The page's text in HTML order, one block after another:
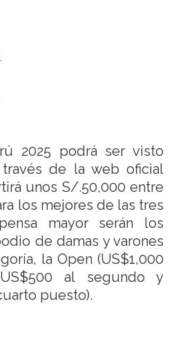
2025 podrá ser visto
de la web oficial
unos S/.50,000 entre
los mejores de las tres
mayor serán los
de damas y varones
la Open (US$1,000
al segundo y
puesto).